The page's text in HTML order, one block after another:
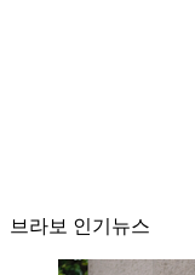
브라보 인기뉴스